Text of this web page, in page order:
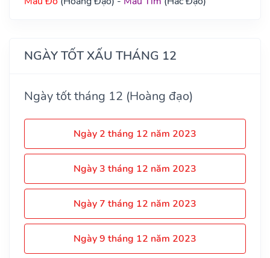
NGÀY TỐT XẤU THÁNG 12
Ngày tốt tháng 12 (Hoàng đạo)
Ngày 2 tháng 12 năm 2023
Ngày 3 tháng 12 năm 2023
Ngày 7 tháng 12 năm 2023
Ngày 9 tháng 12 năm 2023